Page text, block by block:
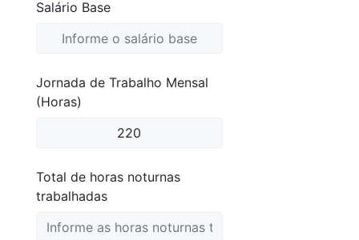
Salário Base
Jornada de Trabalho Mensal
(Horas)
Total de horas noturnas
trabalhadas